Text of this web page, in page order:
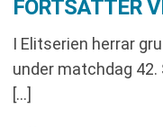
FORTSÄTTER
I Elitserien herrar
under matchdag
[…]